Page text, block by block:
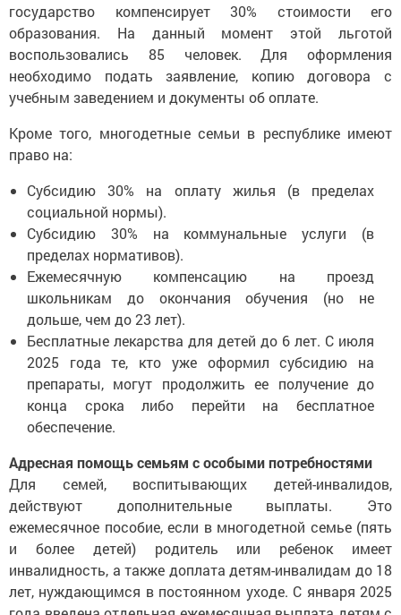
государство компенсирует 30% стоимости его
образования. На данный момент этой льготой
воспользовались 85 человек. Для оформления
необходимо подать заявление, копию договора с
учебным заведением и документы об оплате.
Кроме того, многодетные семьи в республике имеют
право на:
Субсидию 30% на оплату жилья (в пределах
социальной нормы).
Субсидию 30% на коммунальные услуги (в
пределах нормативов).
Ежемесячную компенсацию на проезд
школьникам до окончания обучения (но не
дольше, чем до 23 лет).
Бесплатные лекарства для детей до 6 лет. С июля
2025 года те, кто уже оформил субсидию на
препараты, могут продолжить ее получение до
конца срока либо перейти на бесплатное
обеспечение.
Адресная помощь семьям с особыми потребностями
Для семей, воспитывающих детей-инвалидов,
действуют дополнительные выплаты. Это
ежемесячное пособие, если в многодетной семье (пять
и более детей) родитель или ребенок имеет
инвалидность, а также доплата детям-инвалидам до 18
лет, нуждающимся в постоянном уходе. С января 2025